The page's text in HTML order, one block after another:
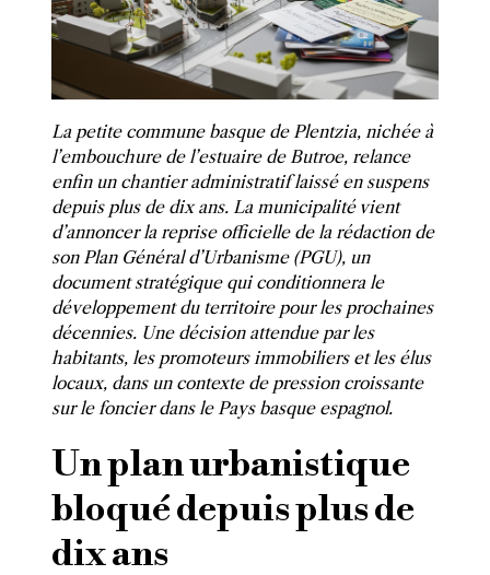
La petite commune basque de Plentzia, nichée à
l’embouchure de l’estuaire de Butroe, relance
enfin un chantier administratif laissé en suspens
depuis plus de dix ans. La municipalité vient
d’annoncer la reprise officielle de la rédaction de
son Plan Général d’Urbanisme (PGU), un
document stratégique qui conditionnera le
développement du territoire pour les prochaines
décennies. Une décision attendue par les
habitants, les promoteurs immobiliers et les élus
locaux, dans un contexte de pression croissante
sur le foncier dans le Pays basque espagnol.
Un plan urbanistique
bloqué depuis plus de
dix ans